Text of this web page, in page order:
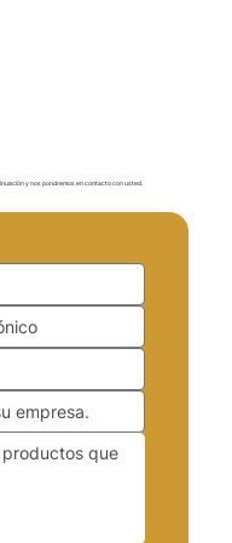
y nos pondremos en contacto con usted.